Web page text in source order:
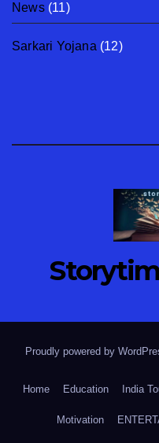
News(11)
Sarkari Yojana (12)
Proudly powered by
Home Education India
Motivation